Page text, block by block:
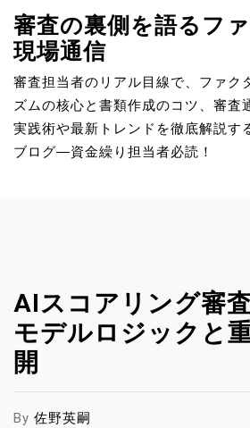
審査の裏側を語るフ
現場通信
審査担当者のリアル目線で、ファク
ズムの核心と書類作成のコツ、審査
実践術や最新トレンドを徹底解説す
ブログ―資金繰り担当者必読！
AIスコアリング審
モデルロジックと
開
By 佐野英嗣